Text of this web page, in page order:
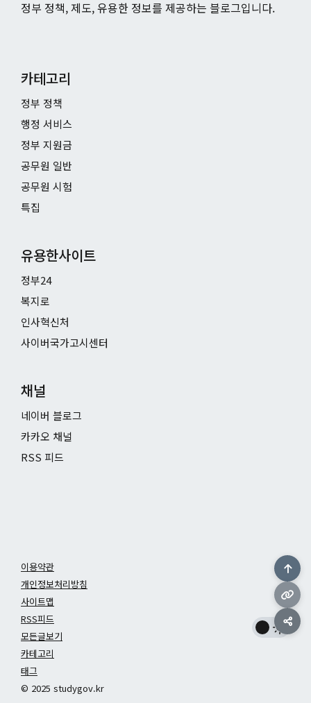
정부 정책, 제도, 유용한 정보를 제공하는 블로그입니다.
카테고리
정부 정책
행정 서비스
정부 지원금
공무원 일반
공무원 시험
특집
유용한사이트
정부24
복지로
인사혁신처
사이버국가고시센터
채널
네이버 블로그
카카오 채널
RSS 피드
이용약관
개인정보처리방침
사이트맵
RSS피드
모든글보기
카테고리
태그
© 2025 studygov.kr